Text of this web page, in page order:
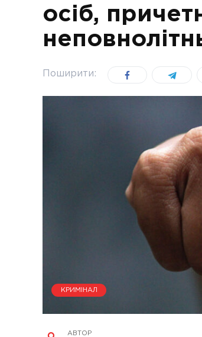
осіб,
Поширити:
КРИМІНАЛ
АВТОР